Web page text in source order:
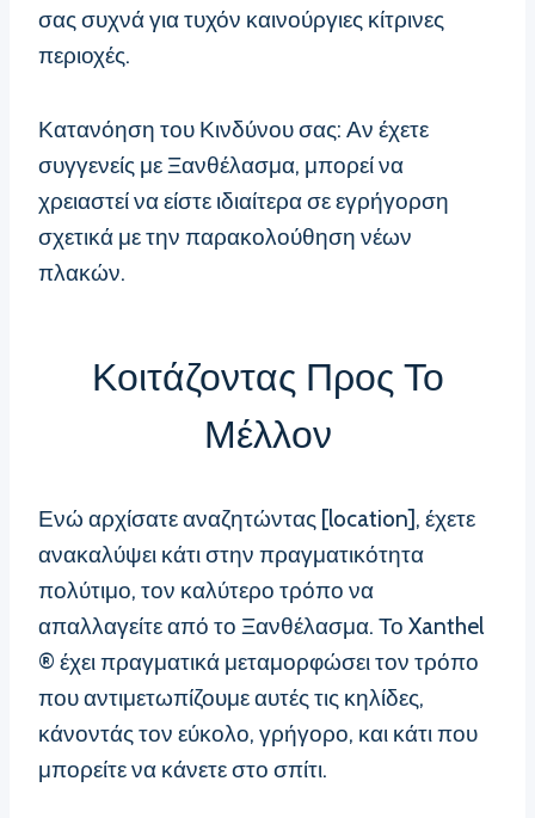
σας συχνά για τυχόν καινούργιες κίτρινες
περιοχές.
Κατανόηση του Κινδύνου σας: Αν έχετε
συγγενείς με Ξανθέλασμα, μπορεί να
χρειαστεί να είστε ιδιαίτερα σε εγρήγορση
σχετικά με την παρακολούθηση νέων
πλακών.
Κοιτάζοντας Προς Το
Μέλλον
Ενώ αρχίσατε αναζητώντας [location], έχετε
ανακαλύψει κάτι στην πραγματικότητα
πολύτιμο, τον καλύτερο τρόπο να
απαλλαγείτε από το Ξανθέλασμα. Το Xanthel
® έχει πραγματικά μεταμορφώσει τον τρόπο
που αντιμετωπίζουμε αυτές τις κηλίδες,
κάνοντάς τον εύκολο, γρήγορο, και κάτι που
μπορείτε να κάνετε στο σπίτι.